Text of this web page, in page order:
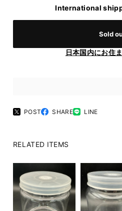
International
Sold
日本国内にお住
POST SHARE LINE
RELATED ITEMS